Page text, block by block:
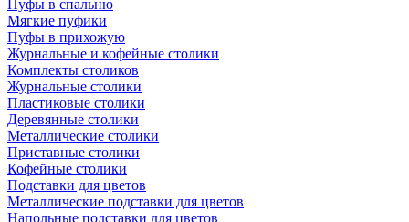
Пуфы в спальню
Мягкие пуфики
Пуфы в прихожую
Журнальные и кофейные столики
Комплекты столиков
Журнальные столики
Пластиковые столики
Деревянные столики
Металлические столики
Приставные столики
Кофейные столики
Подставки для цветов
Металлические подставки для цветов
Напольные подставки для цветов